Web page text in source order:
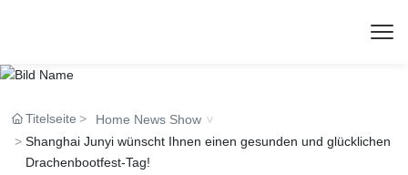
Titelseite
Home News Show
Shanghai Junyi wünscht Ihnen einen gesunden und glücklichen
Drachenbootfest-Tag!